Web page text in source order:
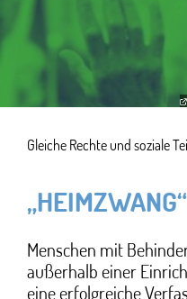
Gleiche Rechte und soziale
„HEIMZWANG“
Menschen mit
außerhalb einer
eine erfolgreiche